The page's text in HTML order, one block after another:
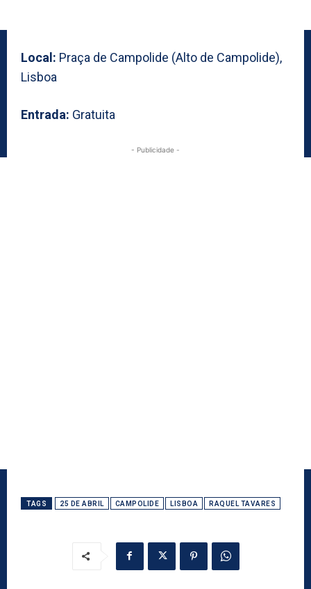
Local: Praça de Campolide (Alto de Campolide),
Lisboa
Entrada: Gratuita
- Publicidade -
TAGS 25 DE ABRIL CAMPOLIDE LISBOA RAQUEL TAVARES